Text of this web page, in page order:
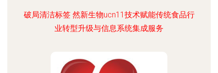
破局清洁标签 然新生物ucn11技术赋能传统食品行
业转型升级与信息系统集成服务